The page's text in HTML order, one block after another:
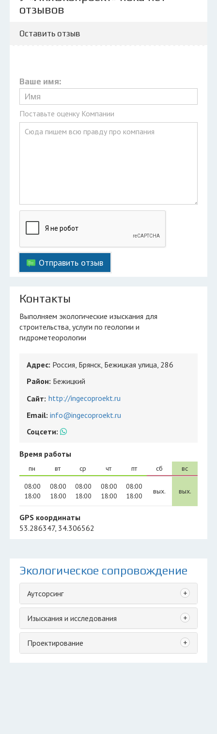
отзывов
Оставить отзыв
Ваше имя:
Поставьте оценку Компании
Отправить отзыв
Контакты
Выполняем экологические изыскания для
строительства, услуги по геологии и
гидрометеорологии
Адрес: Россия, Брянск, Бежицкая улица, 286
Район: Бежицкий
Сайт: http://ingecoproekt.ru
Email: info@ingecoproekt.ru
Соцсети:
Время работы
пн
08:00
18:00
вт
08:00
18:00
ср
08:00
18:00
чт
08:00
18:00
пт
08:00
18:00
сб
вых.
вс
вых.
GPS координаты
53.286347, 34.306562
Экологическое сопровождение
Аутсорсинг +
Изыскания и исследования +
Проектирование +